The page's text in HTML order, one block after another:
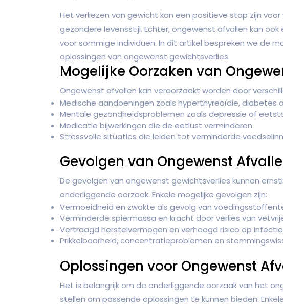
Het verliezen van gewicht kan een positieve stap zijn
gezondere levensstijl. Echter, ongewenst afvallen kan
voor sommige individuen. In dit artikel bespreken we de
oplossingen van ongewenst gewichtsverlies.
Mogelijke Oorzaken van
Ongewenst afvallen kan veroorzaakt worden door
Medische aandoeningen zoals hyperthyreoïdie, diabetes
Mentale gezondheidsproblemen zoals depressie of
Medicatie bijwerkingen die de eetlust verminderen
Stressvolle situaties die leiden tot verminderde
Gevolgen van Ongewenst
De gevolgen van ongewenst gewichtsverlies kunnen
onderliggende oorzaak. Enkele mogelijke gevolgen zijn:
Vermoeidheid en zwakte als gevolg van
Verminderde spiermassa en kracht door verlies van
Vertraagd herstelvermogen en verhoogd risico op
Prikkelbaarheid, concentratieproblemen en
Oplossingen voor Ongewenst
Het is belangrijk om de onderliggende oorzaak van het
stellen om passende oplossingen te kunnen bieden.